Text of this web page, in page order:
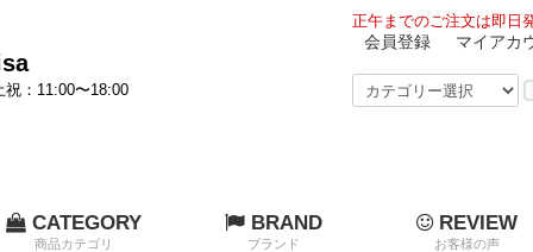
正午までのご注文は即日
会員登録 マイアカ
：11:00〜18:00
CATEGORY
商品カテゴリ
BRAND
ブランド
REVIEW
お客様の声